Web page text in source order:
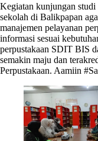
Kegiatan kunjungan studi
sekolah di Balikpapan
manajemen pelayanan
informasi sesuai
perpustakaan SDIT BIS
semakin maju dan
Perpustakaan. Aamiin